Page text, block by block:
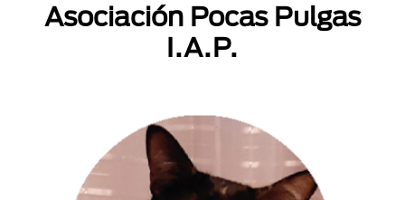
Asociación Pocas Pulgas
I.A.P.